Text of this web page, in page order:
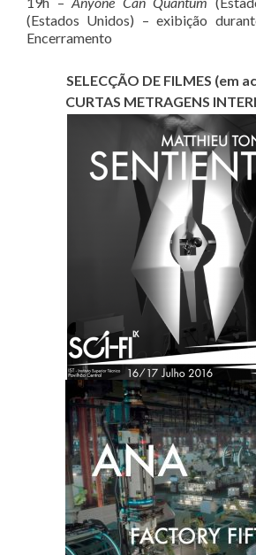
(Estados Unidos) – exibição
Encerramento
SELECÇÃO DE FILMES (em
CURTAS METRAGENS